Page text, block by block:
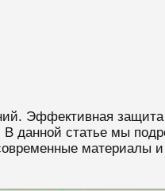
Эффективная защита
В данной статье мы
материалы и